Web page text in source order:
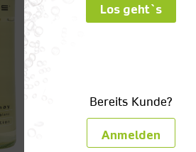
Los geht`s
Bereits Kunde?
Anmelden